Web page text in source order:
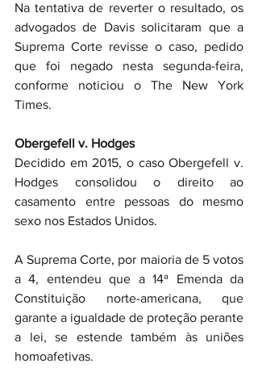
Na tentativa de reverter o resultado, os
advogados de Davis solicitaram que a
Suprema Corte revisse o caso, pedido
que foi negado nesta segunda-feira,
conforme noticiou o The New York
Times.
Obergefell v. Hodges
Decidido em 2015, o caso Obergefell v.
Hodges consolidou o direito ao
casamento entre pessoas do mesmo
sexo nos Estados Unidos.
A Suprema Corte, por maioria de 5 votos
a 4, entendeu que a 14ª Emenda da
Constituição norte-americana, que
garante a igualdade de proteção perante
a lei, se estende também às uniões
homoafetivas.